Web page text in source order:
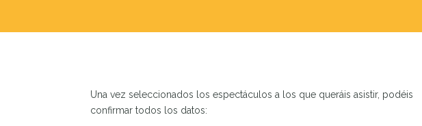
Una vez seleccionados los espectáculos a los que queráis asistir, podéis
confirmar todos los datos: